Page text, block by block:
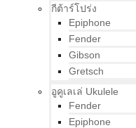
กีต้าร์โปร่ง
Epiphone
Fender
Gibson
Gretsch
อูคูเลเล่ Ukulele
Fender
Epiphone